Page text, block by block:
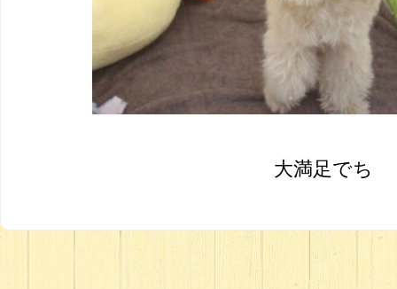
大満足でち